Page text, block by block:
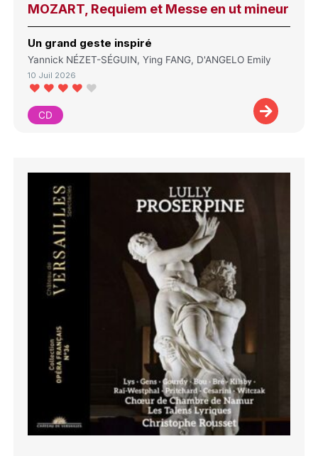
MOZART, Requiem et Messe en ut mineur
Un grand geste inspiré
Yannick NÉZET-SÉGUIN, Ying FANG, D'ANGELO Emily
10 Juil 2026
CD